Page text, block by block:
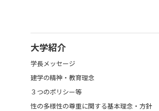
大学紹介
学長メッセージ
建学の精神・教育理念
３つのポリシー等
性の多様性の尊重に関する基本理念・方針